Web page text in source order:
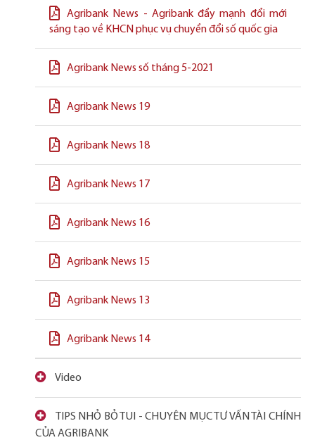
Agribank News - Agribank đẩy mạnh đổi mới
sáng tạo về KHCN phục vụ chuyển đổi số quốc gia
Agribank News số tháng 5-2021
Agribank News 19
Agribank News 18
Agribank News 17
Agribank News 16
Agribank News 15
Agribank News 13
Agribank News 14
Video
TIPS NHỎ BỎ TUI - CHUYÊN MỤC TƯ VẤN TÀI CHÍNH
CỦA AGRIBANK